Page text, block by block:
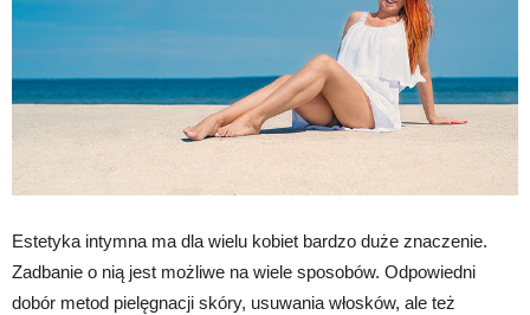
Estetyka intymna ma dla wielu kobiet bardzo duże znaczenie.
Zadbanie o nią jest możliwe na wiele sposobów. Odpowiedni
dobór metod pielęgnacji skóry, usuwania włosków, ale też